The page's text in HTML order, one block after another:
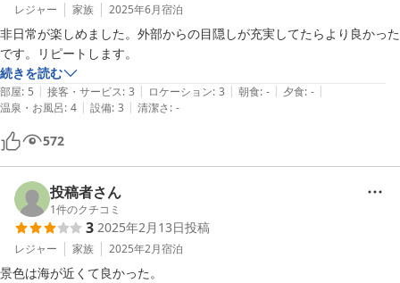
テラスは写真映え♪
夜も晴れていれば、美しい月と星を眺めながら散策できるのも素敵なポ
イントです。
非日常で贅沢な時間を過ごせてありがとうございました。また泊まって
レジャー 家族 2025年6月宿泊
非日常が楽しめました。外部からの目隠しが充実してたらより良かった
です。リピートします。
続きを読む
部屋: 5 | 接客・サービス: 3 | ロケーション: 3 | 朝食: - | 夕食: - |
温泉・お風呂: 4 | 設備: 3 | 清潔さ: -
572
投稿者さん
1件のクチコミ
3 2025年2月13日投稿
レジャー 家族 2025年2月宿泊
景色は海が近くて良かった。